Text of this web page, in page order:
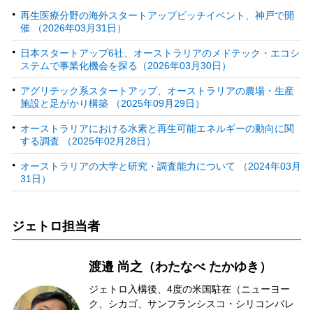
再生医療分野の海外スタートアップピッチイベント、神戸で開
催 （2026年03月31日）
日本スタートアップ6社、オーストラリアのメドテック・エコシ
ステムで事業化機会を探る（2026年03月30日）
アグリテック系スタートアップ、オーストラリアの農場・生産
施設と足がかり構築 （2025年09月29日）
オーストラリアにおける水素と再生可能エネルギーの動向に関
する調査 （2025年02月28日）
オーストラリアの大学と研究・調査能力について （2024年03月
31日）
ジェトロ担当者
渡邉 尚之（わたなべ たかゆき）
ジェトロ入構後、4度の米国駐在（ニューヨー
ク、シカゴ、サンフランシスコ・シリコンバレ